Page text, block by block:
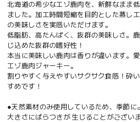
北海道の希少なエゾ鹿肉を、新鮮なまま
ました。加工時間短縮を目的とした蒸し
の美味しさを実感いただけます。
低脂肪、高たんぱく、抜群の美味しさ。
じ込めた抜群の嗜好性！
本当に美味しい鹿肉は香りが違います。
エゾ鹿肉ジャーキー。
割りやすく与えやすいサクサク食感！砕
すめです！
●天然素材のみ使用しているため、季節に
大きさにばらつきが 生じることがございま